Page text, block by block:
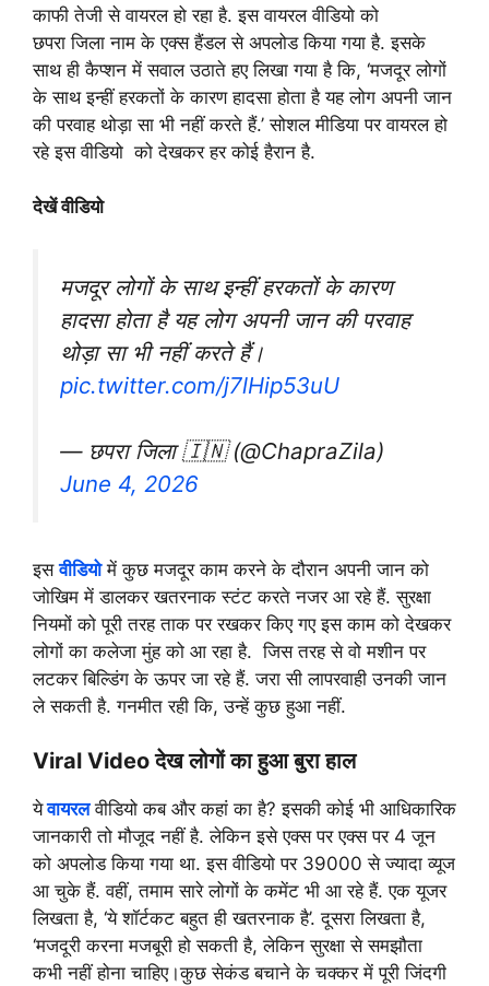
काफी तेजी से वायरल हो रहा है. इस वायरल वीडियो को
छपरा जिला नाम के एक्स हैंडल से अपलोड किया गया है. इसके
साथ ही कैप्शन में सवाल उठाते हए लिखा गया है कि, ‘मजदूर लोगों
के साथ इन्हीं हरकतों के कारण हादसा होता है यह लोग अपनी जान
की परवाह थोड़ा सा भी नहीं करते हैं.’ सोशल मीडिया पर वायरल हो
रहे इस वीडियो को देखकर हर कोई हैरान है.
देखें वीडियो
मजदूर लोगों के साथ इन्हीं हरकतों के कारण
हादसा होता है यह लोग अपनी जान की परवाह
थोड़ा सा भी नहीं करते हैं।
pic.twitter.com/j7lHip53uU
— छपरा जिला 🇮🇳 (@ChapraZila)
June 4, 2026
इसवीडियोमें कुछ मजदूर काम करने के दौरान अपनी जान को
जोखिम में डालकर खतरनाक स्टंट करते नजर आ रहे हैं. सुरक्षा
नियमों को पूरी तरह ताक पर रखकर किए गए इस काम को देखकर
लोगों का कलेजा मुंह को आ रहा है. जिस तरह से वो मशीन पर
लटकर बिल्डिंग के ऊपर जा रहे हैं. जरा सी लापरवाही उनकी जान
ले सकती है. गनमीत रही कि, उन्हें कुछ हुआ नहीं.
Viral Video देख लोगों का हुआ बुरा हाल
येवायरलवीडियो कब और कहां का है? इसकी कोई भी आधिकारिक
जानकारी तो मौजूद नहीं है. लेकिन इसे एक्स पर एक्स पर 4 जून
को अपलोड किया गया था. इस वीडियो पर 39000 से ज्यादा व्यूज
आ चुके हैं. वहीं, तमाम सारे लोगों के कमेंट भी आ रहे हैं. एक यूजर
लिखता है, ‘ये शॉर्टकट बहुत ही खतरनाक है’. दूसरा लिखता है,
‘मजदूरी करना मजबूरी हो सकती है, लेकिन सुरक्षा से समझौता
कभी नहीं होना चाहिए।कुछ सेकंड बचाने के चक्कर में पूरी जिंदगी